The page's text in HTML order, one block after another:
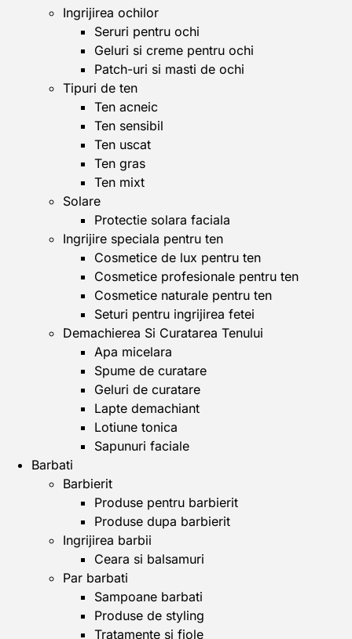
Ingrijirea ochilor
Seruri pentru ochi
Geluri si creme pentru ochi
Patch-uri si masti de ochi
Tipuri de ten
Ten acneic
Ten sensibil
Ten uscat
Ten gras
Ten mixt
Solare
Protectie solara faciala
Ingrijire speciala pentru ten
Cosmetice de lux pentru ten
Cosmetice profesionale pentru ten
Cosmetice naturale pentru ten
Seturi pentru ingrijirea fetei
Demachierea Si Curatarea Tenului
Apa micelara
Spume de curatare
Geluri de curatare
Lapte demachiant
Lotiune tonica
Sapunuri faciale
Barbati
Barbierit
Produse pentru barbierit
Produse dupa barbierit
Ingrijirea barbii
Ceara si balsamuri
Par barbati
Sampoane barbati
Produse de styling
Tratamente si fiole